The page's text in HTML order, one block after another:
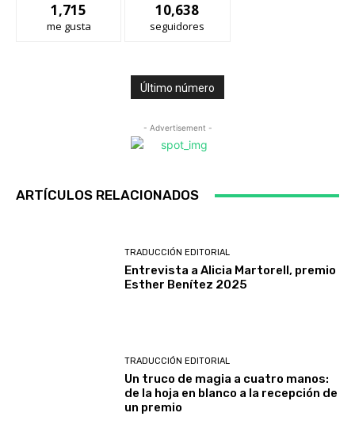
1,715
me gusta
10,638
seguidores
Último número
- Advertisement -
ARTÍCULOS RELACIONADOS
TRADUCCIÓN EDITORIAL
Entrevista a Alicia Martorell, premio
Esther Benítez 2025
TRADUCCIÓN EDITORIAL
Un truco de magia a cuatro manos:
de la hoja en blanco a la recepción de
un premio